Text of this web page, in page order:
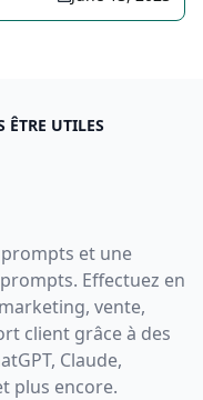
ÊTRE UTILES
et une
Effectuez en
vente,
client grâce à des
Claude,
plus encore.